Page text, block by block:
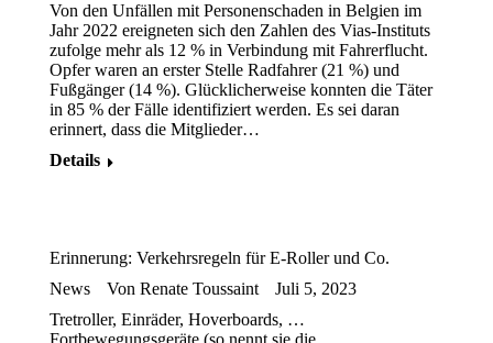
Von den Unfällen mit Personenschaden in Belgien im
Jahr 2022 ereigneten sich den Zahlen des Vias-Instituts
zufolge mehr als 12 % in Verbindung mit Fahrerflucht.
Opfer waren an erster Stelle Radfahrer (21 %) und
Fußgänger (14 %). Glücklicherweise konnten die Täter
in 85 % der Fälle identifiziert werden. Es sei daran
erinnert, dass die Mitglieder…
Details
Erinnerung: Verkehrsregeln für E-Roller und Co.
News
Von Renate Toussaint
Juli 5, 2023
Tretroller, Einräder, Hoverboards, …